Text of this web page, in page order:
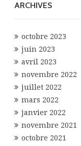
ARCHIVES
octobre 2023
juin 2023
avril 2023
novembre 2022
juillet 2022
mars 2022
janvier 2022
novembre 2021
octobre 2021